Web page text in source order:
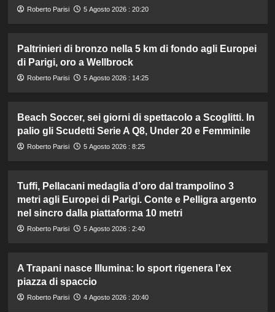
Roberto Parisi 5 Agosto 2026 : 20:20
Paltrinieri di bronzo nella 5 km di fondo agli Europei
di Parigi, oro a Wellbrock
Roberto Parisi 5 Agosto 2026 : 14:25
Beach Soccer, sei giorni di spettacolo a Scoglitti. In
palio gli Scudetti Serie A Q8, Under 20 e Femminile
Roberto Parisi 5 Agosto 2026 : 8:25
Tuffi, Pellacani medaglia d’oro dal trampolino 3
metri agli Europei di Parigi. Conte e Pelligra argento
nel sincro dalla piattaforma 10 metri
Roberto Parisi 5 Agosto 2026 : 2:40
A Trapani nasce Illumina: lo sport rigenera l’ex
piazza di spaccio
Roberto Parisi 4 Agosto 2026 : 20:40